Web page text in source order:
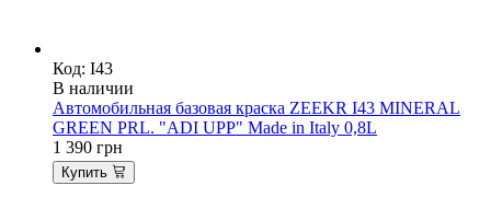
Код: I43
В наличии
Автомобильная базовая краска ZEEKR I43 MINERAL
GREEN PRL. "ADI UPP" Made in Italy 0,8L
1 390 грн
Купить